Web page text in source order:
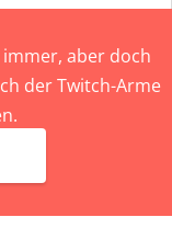
aber doch
der Twitch-Arme